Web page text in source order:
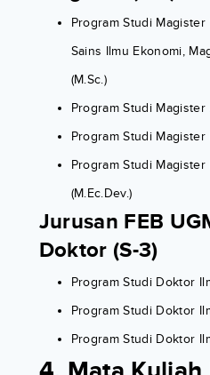
Program Studi
Sains Ilmu Ekonomi,
(M.Sc.)
Program Studi Magister
Program Studi Magister
Program Studi
(M.Ec.Dev.)
Jurusan FEB
Doktor (S-3)
Program Studi Doktor
Program Studi Doktor
Program Studi Doktor